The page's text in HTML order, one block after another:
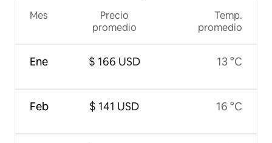
Mes
Ene
Feb
Precio
promedio
$ 166 USD
$ 141 USD
Temp.
promedio
13 °C
16 °C